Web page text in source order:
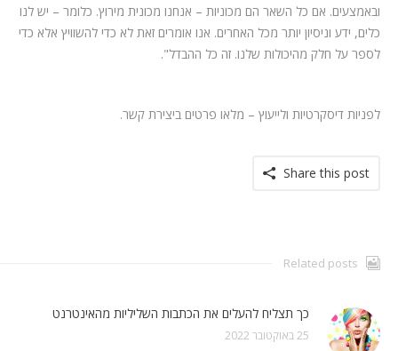
ובאמצעים. אם כל השאר הם מכוניות – אנחנו מכונית מירוץ. כלומר – יש לנו
כלים, ידע וניסיון יותר מכל האחרים. אנו אומרים זאת לא כדי להשוויץ אלא כדי
לספר על חלק מהיכולות שלנו. זה כל ההבדל".
לפניות דיסקרטיות ולייעוץ – מלאו פרטים ביצירת קשר.
Share this post
Related posts
כך תצליח להעלים את הכתבות השליליות מהאינטרנט
25 באוקטובר 2022